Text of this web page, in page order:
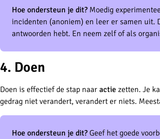
Hoe ondersteun je dit?Moedig
incidenten (anoniem) en leer er samen uit.
antwoorden hebt. En neem zelf of als
4. Doen
Doen is effectief de stap naar actie zetten. Je
gedrag niet verandert, verandert er niets.
Hoe ondersteun je dit?Geef het goede